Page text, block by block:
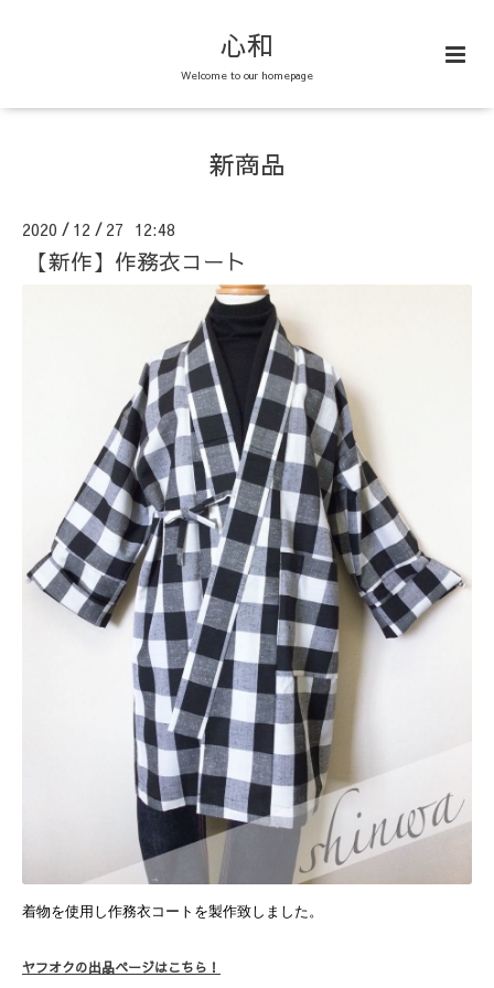
心和
Welcome to our homepage
新商品
2020 / 12 / 27 12:48
【新作】作務衣コート
着物を使用し作務衣コートを製作致しました。
ヤフオクの出品ページはこちら！